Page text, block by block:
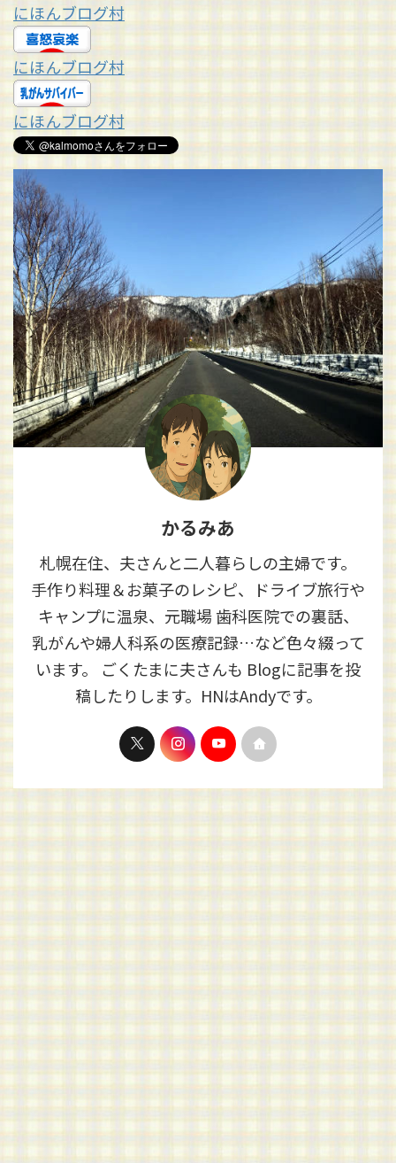
にほんブログ村
にほんブログ村
にほんブログ村
かるみあ
札幌在住、夫さんと二人暮らしの主婦です。
手作り料理＆お菓子のレシピ、ドライブ旅行や
キャンプに温泉、元職場 歯科医院での裏話、
乳がんや婦人科系の医療記録…など色々綴って
います。 ごくたまに夫さんも Blogに記事を投
稿したりします。HNはAndyです。